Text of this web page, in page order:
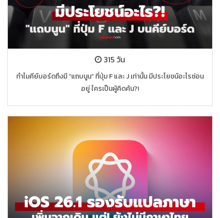
315 วัน
ทำไมคีย์บอร์ดถึงมี “แถบนูน” ที่ปุ่ม F และ J เท่านั้น มีประโยชน์อะไรซ่อน
อยู่ ใครเป็นผู้คิดค้น?!